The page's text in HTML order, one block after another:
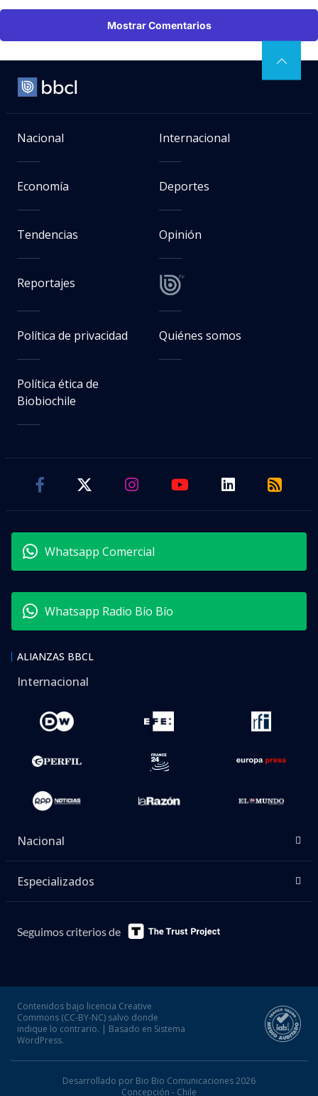
Mostrar Comentarios
Nacional Internacional
Economía Deportes
Tendencias Opinión
Reportajes
Política de privacidad Quiénes somos
Política ética de
Biobiochile
Whatsapp Comercial
Whatsapp Radio Bío Bío
ALIANZAS BBCL
Internacional
Nacional
Especializados
Seguimos criterios de
Contenidos bajo licencia Creative
Commons (CC-BY-NC) salvo donde
indique lo contrario. | Basado en Sistema
WordPress.
Desarrollado por Bio Bio Comunicaciones 2026
Concepción - Chile